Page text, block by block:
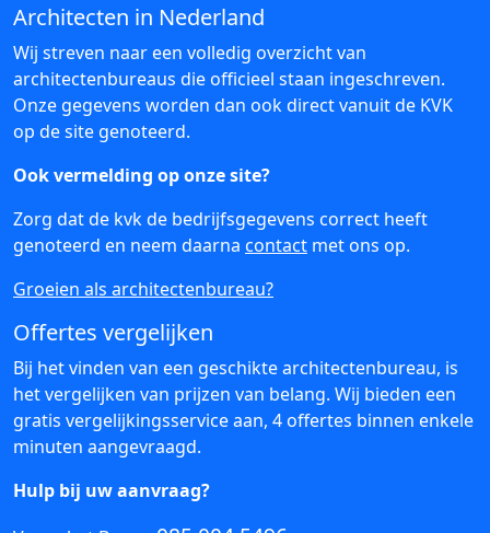
Architecten in Nederland
Wij streven naar een volledig overzicht van
architectenbureaus die officieel staan ingeschreven.
Onze gegevens worden dan ook direct vanuit de KVK
op de site genoteerd.
Ook vermelding op onze site?
Zorg dat de kvk de bedrijfsgegevens correct heeft
genoteerd en neem daarna contact met ons op.
Groeien als architectenbureau?
Offertes vergelijken
Bij het vinden van een geschikte architectenbureau, is
het vergelijken van prijzen van belang. Wij bieden een
gratis vergelijkingsservice aan, 4 offertes binnen enkele
minuten aangevraagd.
Hulp bij uw aanvraag?